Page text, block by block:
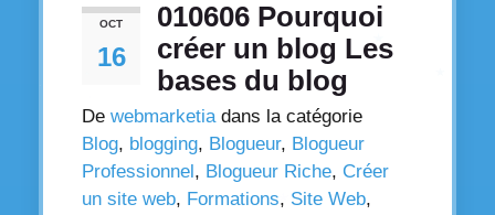
OCT
16
010606 Pourquoi
créer un blog Les
bases du blog
De webmarketiadans la catégorie
Blog, blogging, Blogueur, Blogueur
Professionnel , Blogueur Riche, Créer
un site web, Formations, Site Web,